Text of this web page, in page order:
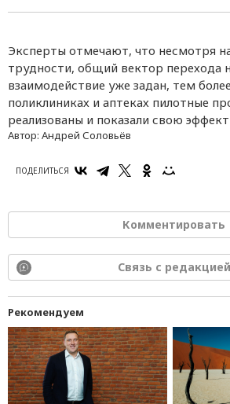
Эксперты отмечают, что несмотря
трудности, общий вектор перехода
взаимодействие уже задан, тем
поликлиниках и аптеках пилотные
реализованы и показали свою
Автор: Андрей Соловьёв
ПОДЕЛИТЬСЯ
Комментировать
Связь с редакцией
Рекомендуем